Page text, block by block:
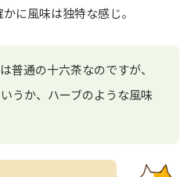
に風味は独特な感じ。
普通の十六茶なのですが、
うか、ハーブのような風味